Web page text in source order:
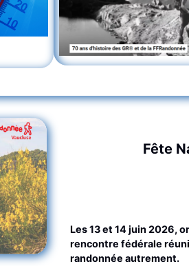
Fête
Les 13 et 14 juin 2026,
rencontre fédérale
randonnée autrement.